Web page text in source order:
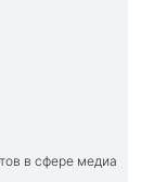
в сфере медиа